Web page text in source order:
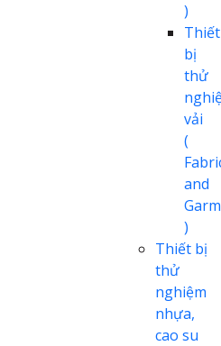
)
Thiết
bị
thử
vải
(
and
)
Thiết bị
thử
nghiệm
nhựa,
cao su